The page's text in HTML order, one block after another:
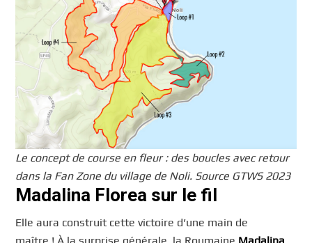
Le concept de course en fleur : des boucles avec retour
dans la Fan Zone du village de Noli. Source GTWS 2023
Madalina Florea sur le fil
Elle aura construit cette victoire d’une main de